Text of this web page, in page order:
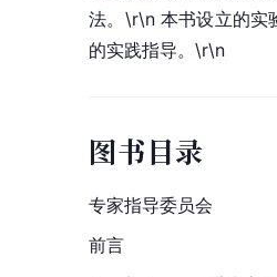
法。\r\n 本书设立的实
的实践指导。\r\n
图书目录
专家指导委员会
前言